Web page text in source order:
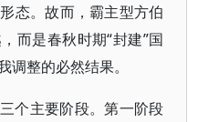
态。故而，霸主型方伯
而是春秋时期“封建”国
整的必然结果。
个主要阶段。第一阶段